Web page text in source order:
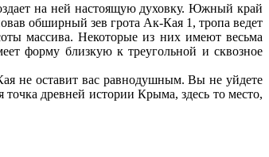
на ней настоящую духовку. Южный край
обширный зев грота Ак-Кая 1, тропа ведет
массива. Некоторые из них имеют весьма
форму близкую к треугольной и сквозное
не оставит вас равнодушным. Вы не уйдете
древней истории Крыма, здесь то место,